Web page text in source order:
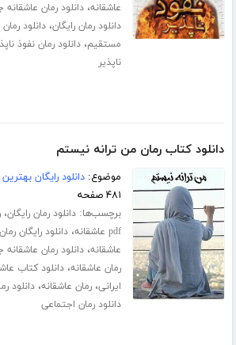
عاشقانه،دانلود رمان عاشقانه
دانلود رمان رایگان،دانلود
مستقیم،دانلود رمان نفوذ
ناپذیر
دانلود کتاب رمان من ترانه نیستم
موضوع:دانلود رایگان
۴۸۱ صفحه
برچسب‌ها:دانلود رمان رایگان،
pdf عاشقانه ،دانلود رایگان
عاشقانه،دانلود رمان عاشقانه
رمان عاشقانه،دانلود کتاب
ایرانی،رمان عاشقانه،دانلود
دانلود رمان اجتماعی